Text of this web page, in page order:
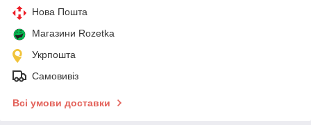
Нова Пошта
Магазини Rozetka
Укрпошта
Самовивіз
Всі умови доставки